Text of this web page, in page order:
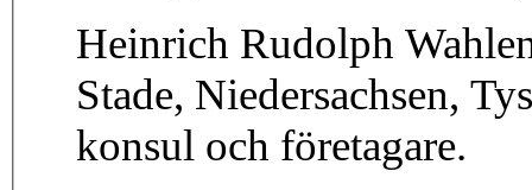
Heinrich Rudolph
Stade, Niedersachsen,
konsul och företagare.